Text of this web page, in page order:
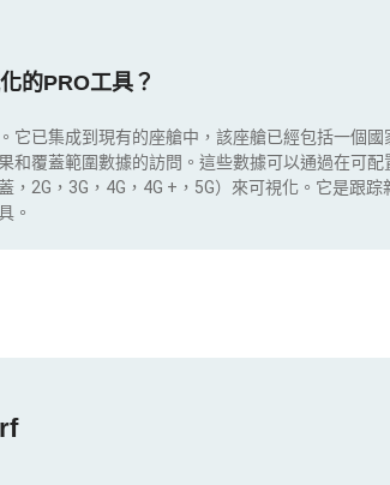
的PRO工具？
它已集成到現有的座艙中，該座艙已經包括一個
和覆蓋範圍數據的訪問。這些數據可以通過在可
，2G，3G，4G，4G +，5G）來可視化。它是跟
。